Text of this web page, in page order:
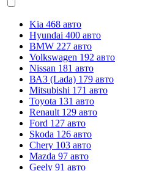
Kia 468 авто
Hyundai 400 авто
BMW 227 авто
Volkswagen 192 авто
Nissan 181 авто
ВАЗ (Lada) 179 авто
Mitsubishi 171 авто
Toyota 131 авто
Renault 129 авто
Ford 127 авто
Skoda 126 авто
Chery 103 авто
Mazda 97 авто
Geely 91 авто